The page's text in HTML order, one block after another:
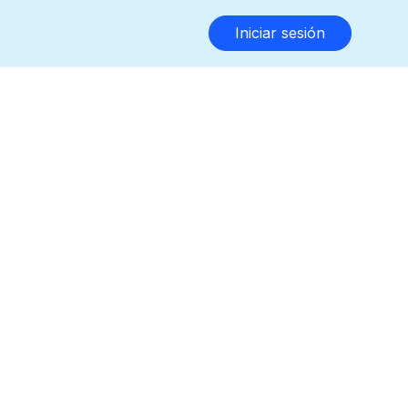
Iniciar sesión